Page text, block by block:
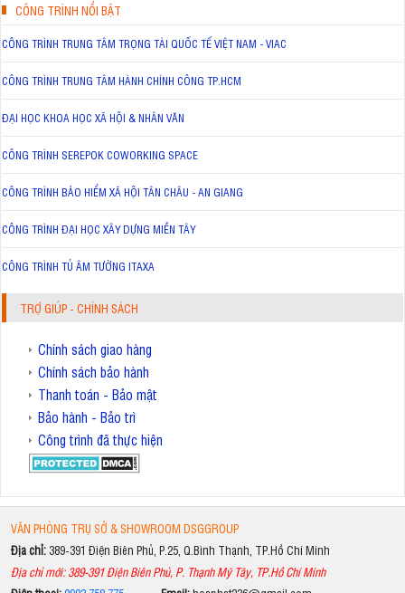
CÔNG TRÌNH NỔI BẬT
CÔNG TRÌNH TRUNG TÂM TRỌNG TÀI QUỐC TẾ VIỆT NAM - VIAC
CÔNG TRÌNH TRUNG TÂM HÀNH CHÍNH CÔNG TP.HCM
ĐẠI HỌC KHOA HỌC XÃ HỘI & NHÂN VĂN
CÔNG TRÌNH SEREPOK COWORKING SPACE
CÔNG TRÌNH BẢO HIỂM XÃ HỘI TÂN CHÂU - AN GIANG
CÔNG TRÌNH ĐẠI HỌC XÂY DỰNG MIỀN TÂY
CÔNG TRÌNH TỦ ÂM TƯỜNG ITAXA
TRỢ GIÚP - CHÍNH SÁCH
Chính sách giao hàng
Chính sách bảo hành
Thanh toán - Bảo mật
Bảo hành - Bảo trì
Công trình đã thực hiện
VĂN PHÒNG TRỤ SỞ & SHOWROOM DSGGROUP
Địa chỉ: 389-391 Điện Biên Phủ, P.25, Q.Bình Thạnh, TP.Hồ Chí Minh
Địa chỉ mới: 389-391 Điện Biên Phủ, P. Thạnh Mỹ Tây, TP.Hồ Chí Minh